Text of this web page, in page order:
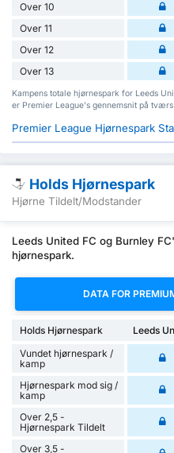
Over 10
Over 11
Over 12
Over 13
Kampens totale hjørnespark for Leeds
er Premier League's gennemsnit på
Premier League Hjørnespark
Holds Hjørnespark
Hjørne Tildelt/Modstander
Leeds United FC og Burnley
hjørnespark.
DATA FOR
Holds Hjørnespark Leeds
Vundet hjørnespark /
kamp
Hjørnespark mod sig /
kamp
Over 2,5 -
Hjørnespark Tildelt
Over 3,5 -